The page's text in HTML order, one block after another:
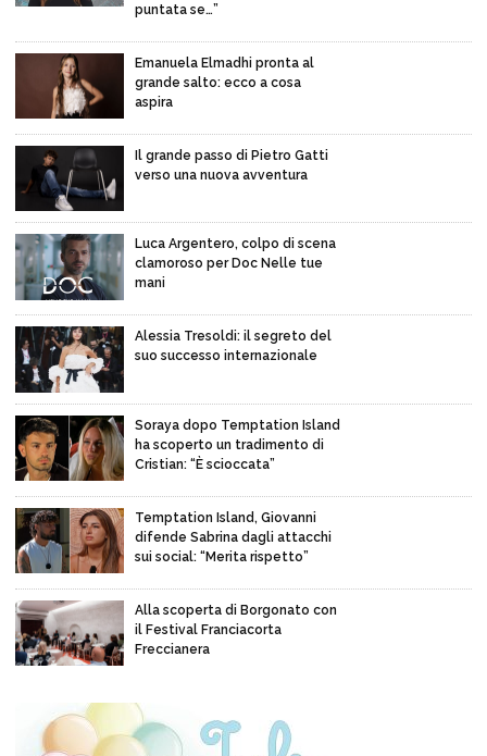
puntata se…”
Emanuela Elmadhi pronta al
grande salto: ecco a cosa
aspira
Il grande passo di Pietro Gatti
verso una nuova avventura
Luca Argentero, colpo di scena
clamoroso per Doc Nelle tue
mani
Alessia Tresoldi: il segreto del
suo successo internazionale
Soraya dopo Temptation Island
ha scoperto un tradimento di
Cristian: “È scioccata”
Temptation Island, Giovanni
difende Sabrina dagli attacchi
sui social: “Merita rispetto”
Alla scoperta di Borgonato con
il Festival Franciacorta
Freccianera